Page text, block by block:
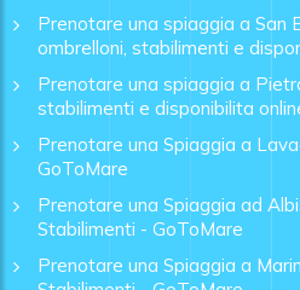
Prenotare una spiaggia a San
ombrelloni, stabilimenti e
Prenotare una spiaggia a
stabilimenti e disponibilita
Prenotare una Spiaggia a
GoToMare
Prenotare una Spiaggia ad
Stabilimenti - GoToMare
Prenotare una Spiaggia a